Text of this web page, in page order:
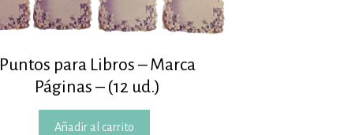
Puntos para Libros – Marca
Páginas – (12 ud.)
Añadir al carrito